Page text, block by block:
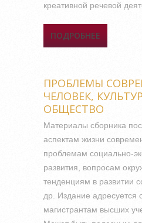
креативной речевой
ПОДРОБНЕЕ
АСПЕКТЕ
РОССИИ)
ПРОБЛЕМЫ
ЧЕЛОВЕК,
ОБЩЕСТВО
Материалы сборника
аспектам жизни
проблемам социально-
развития, вопросам
тенденциям в развитии
др. Издание адресуется
магистрантам высших